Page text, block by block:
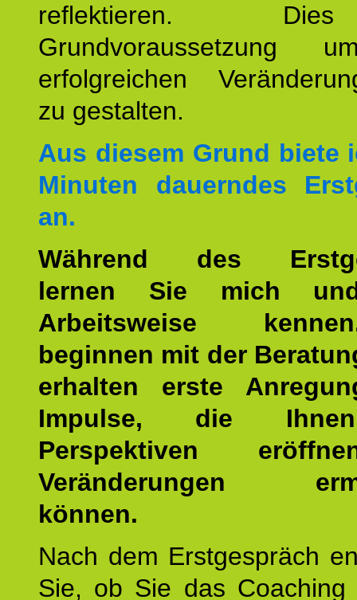
reflektieren.
Grundvoraussetzung
erfolgreichen
zu gestalten.
Aus diesem Grund biete
Minuten dauerndes
an.
Während des
lernen Sie mich
Arbeitsweise
beginnen mit der
erhalten erste
Impulse, die
Perspektiven
Veränderungen
können.
Nach dem Erstgespräch
Sie, ob Sie das Coaching